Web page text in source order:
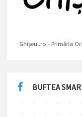
Ghișeul.ro - Primăria
BUFTEA